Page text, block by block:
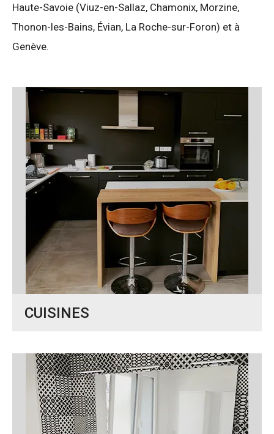
Haute-Savoie (Viuz-en-Sallaz, Chamonix, Morzine,
Thonon-les-Bains, Évian, La Roche-sur-Foron) et à
Genève.
CUISINES